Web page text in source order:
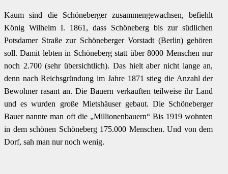
Kaum sind die Schöneberger zusammengewachsen, befiehlt
König Wilhelm I. 1861, dass Schöneberg bis zur südlichen
Potsdamer Straße zur Schöneberger Vorstadt (Berlin) gehören
soll. Damit lebten in Schöneberg statt über 8000 Menschen nur
noch 2.700 (sehr übersichtlich). Das hielt aber nicht lange an,
denn nach Reichsgründung im Jahre 1871 stieg die Anzahl der
Bewohner rasant an. Die Bauern verkauften teilweise ihr Land
und es wurden große Mietshäuser gebaut. Die Schöneberger
Bauer nannte man oft die „Millionenbauern“ Bis 1919 wohnten
in dem schönen Schöneberg 175.000 Menschen. Und von dem
Dorf, sah man nur noch wenig.